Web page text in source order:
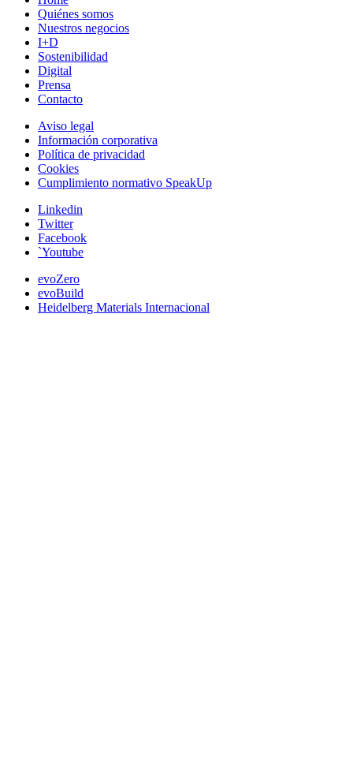
Quiénes somos
Nuestros negocios
I+D
Sostenibilidad
Digital
Prensa
Contacto
Aviso legal
Información corporativa
Política de privacidad
Cookies
Cumplimiento normativo SpeakUp
Linkedin
Twitter
Facebook
`Youtube
evoZero
evoBuild
Heidelberg Materials Internacional